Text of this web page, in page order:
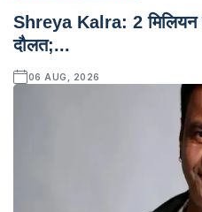
Shreya Kalra: 2 मिलियन
दौलत;...
06 AUG, 2026